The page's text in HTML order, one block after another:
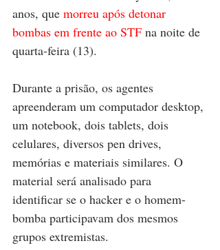
anos, que morreu após detonar
bombas em frente ao STF na noite de
quarta-feira (13).
Durante a prisão, os agentes
apreenderam um computador desktop,
um notebook, dois tablets, dois
celulares, diversos pen drives,
memórias e materiais similares. O
material será analisado para
identificar se o hacker e o homem-
bomba participavam dos mesmos
grupos extremistas.